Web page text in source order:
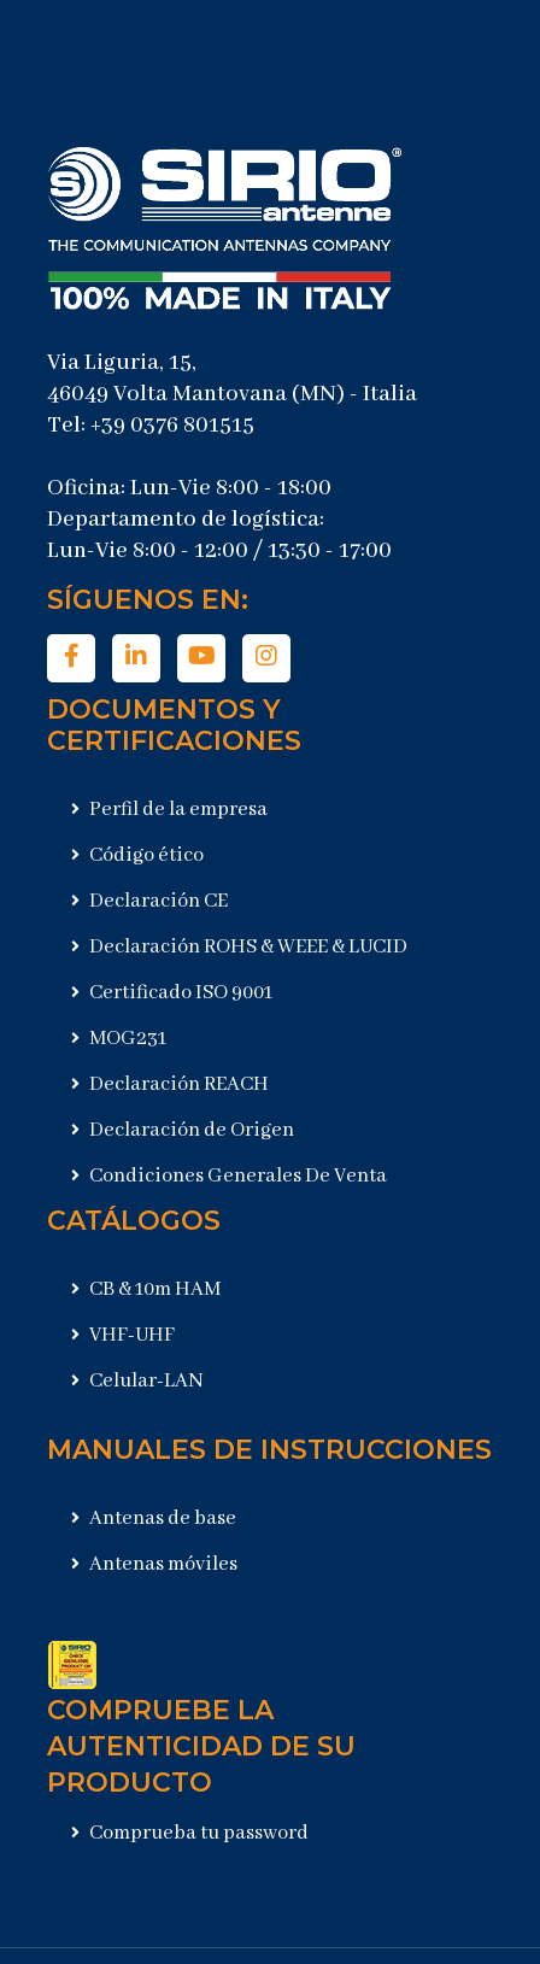
Via Liguria, 15,
46049 Volta Mantovana (MN) - Italia
Tel: +39 0376 801515
Oficina: Lun-Vie 8:00 - 18:00
Departamento de logística:
Lun-Vie 8:00 - 12:00 / 13:30 - 17:00
SÍGUENOS EN:
DOCUMENTOS Y
CERTIFICACIONES
Perfil de la empresa
Código ético
Declaración CE
Declaración ROHS & WEEE & LUCID
Certificado ISO 9001
MOG231
Declaración REACH
Declaración de Origen
Condiciones Generales De Venta
CATÁLOGOS
CB & 10m HAM
VHF-UHF
Celular-LAN
MANUALES DE INSTRUCCIONES
Antenas de base
Antenas móviles
COMPRUEBE LA
AUTENTICIDAD DE SU
PRODUCTO
Comprueba tu password